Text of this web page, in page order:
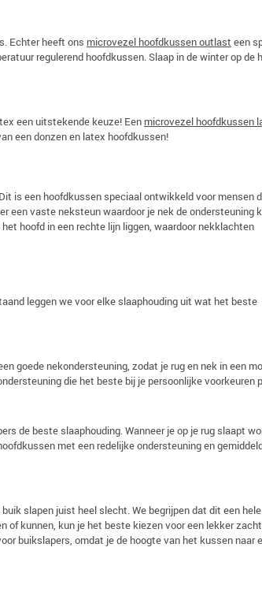
Echter heeft ons microvezel hoofdkussen outlast een
regulerend hoofdkussen. Slaap in de winter op de
een uitstekende keuze! Een microvezel hoofdkussen
een donzen en latex hoofdkussen!
is een hoofdkussen speciaal ontwikkeld voor mensen
een vaste neksteun waardoor je nek de ondersteuning
hoofd in een rechte lijn liggen, waardoor nekklachten
leggen we voor elke slaaphouding uit wat het beste
goede nekondersteuning, zodat je rug en nek in een
die het beste bij je persoonlijke voorkeuren
de beste slaaphouding. Wanneer je op je rug slaapt
met een redelijke ondersteuning en
slapen juist heel slecht. We begrijpen dat dit een
kunnen, kun je het beste kiezen voor een lekker
buikslapers, omdat je de hoogte van het kussen naar